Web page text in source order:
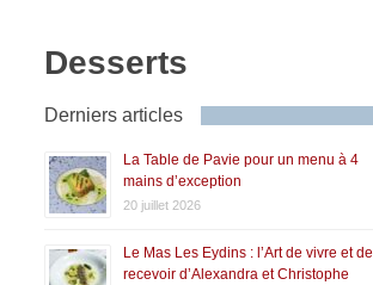
Desserts
Derniers articles
La Table de Pavie pour un menu à 4
mains d’exception
20 juillet 2026
Le Mas Les Eydins : l’Art de vivre et de
recevoir d’Alexandra et Christophe